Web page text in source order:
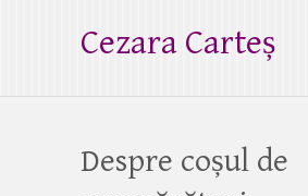
Cezara Carteș
Despre coșul de